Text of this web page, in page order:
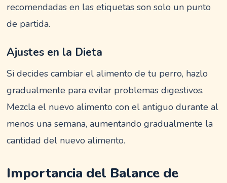
recomendadas en las etiquetas son solo un punto
de partida.
Ajustes en la Dieta
Si decides cambiar el alimento de tu perro, hazlo
gradualmente para evitar problemas digestivos.
Mezcla el nuevo alimento con el antiguo durante al
menos una semana, aumentando gradualmente la
cantidad del nuevo alimento.
Importancia del Balance de